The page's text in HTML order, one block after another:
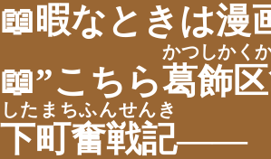
📖暇なときは漫
📖”こちら葛飾
かつしかく
下町奮戦記
したまちふんせんき
――